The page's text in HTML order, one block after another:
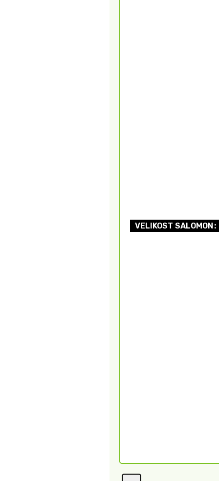
VELIKOST SALOMON